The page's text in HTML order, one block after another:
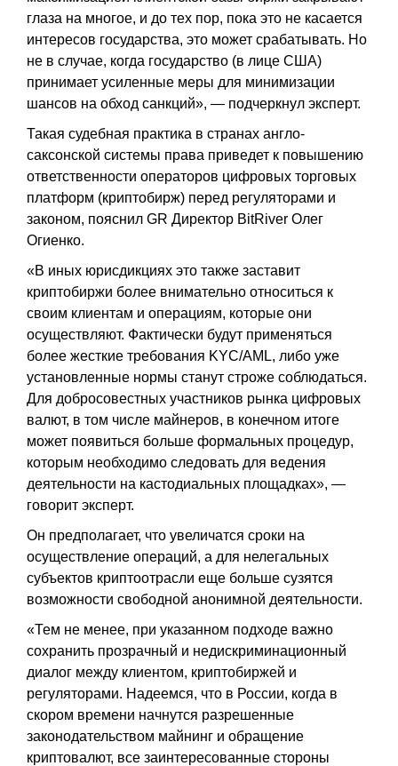
глаза на многое, и до тех пор, пока это не касается
интересов государства, это может срабатывать. Но
не в случае, когда государство (в лице США)
принимает усиленные меры для минимизации
шансов на обход санкций», — подчеркнул эксперт.
Такая судебная практика в странах англо-
саксонской системы права приведет к повышению
ответственности операторов цифровых торговых
платформ (криптобирж) перед регуляторами и
законом, пояснил GR Директор BitRiver Олег
Огиенко.
«В иных юрисдикциях это также заставит
криптобиржи более внимательно относиться к
своим клиентам и операциям, которые они
осуществляют. Фактически будут применяться
более жесткие требования KYC/AML, либо уже
установленные нормы станут строже соблюдаться.
Для добросовестных участников рынка цифровых
валют, в том числе майнеров, в конечном итоге
может появиться больше формальных процедур,
которым необходимо следовать для ведения
деятельности на кастодиальных площадках», —
говорит эксперт.
Он предполагает, что увеличатся сроки на
осуществление операций, а для нелегальных
субъектов криптоотрасли еще больше сузятся
возможности свободной анонимной деятельности.
«Тем не менее, при указанном подходе важно
сохранить прозрачный и недискриминационный
диалог между клиентом, криптобиржей и
регуляторами. Надеемся, что в России, когда в
скором времени начнутся разрешенные
законодательством майнинг и обращение
криптовалют, все заинтересованные стороны